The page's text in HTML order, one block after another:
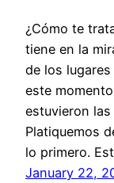
¿Cómo te
tiene en la
de los
este
estuvieron
Platiquemos
lo primero.
January 22,